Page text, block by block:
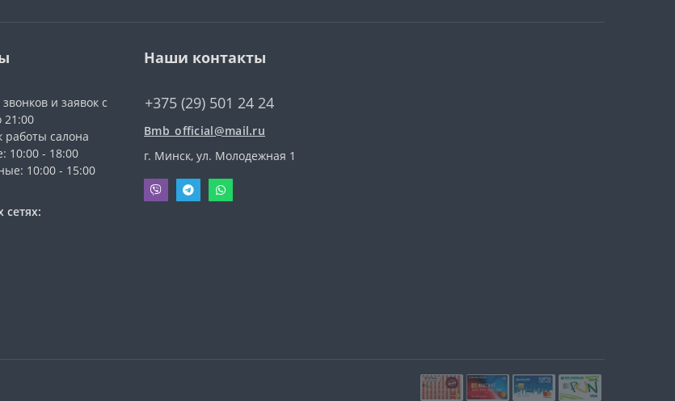
и заявок с
21:00
работы салона
10:00 - 18:00
10:00 - 15:00
Наши контакты
+375 (29) 501 24 24
Bmb_official@mail.ru
г. Минск, ул. Молодежная 1